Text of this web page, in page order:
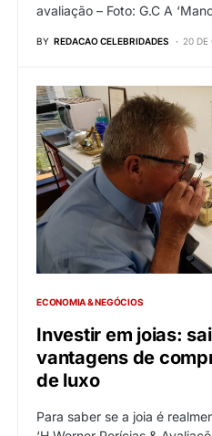
avaliação – Foto: G.C A
BY REDACAO CELEBRIDADES 20 DE
ECONOMIA & NEGÓCIOS
Investir em joias:
vantagens de
de luxo
Para saber se a joia é